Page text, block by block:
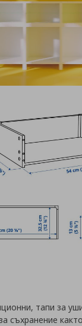
тапи за
съхранение